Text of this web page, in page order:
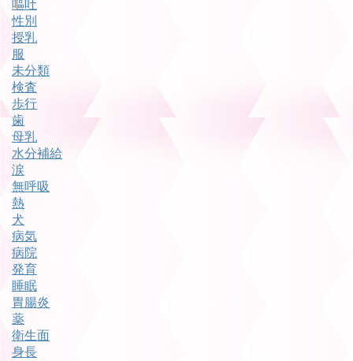
嘔吐
性別
授乳
服
未分類
検査
歩行
歯
母乳
水分補給
涙
無呼吸
熱
犬
病気
病院
発育
睡眠
胃腸炎
薬
衛生面
身長